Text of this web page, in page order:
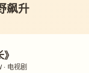
飙升
· 电视剧